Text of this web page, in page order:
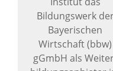
Bildungswerk
Bayerischen
Wirtschaft (bbw)
gGmbH als